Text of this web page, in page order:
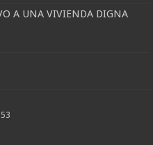
A UNA VIVIENDA DIGNA